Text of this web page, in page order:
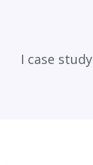
I case